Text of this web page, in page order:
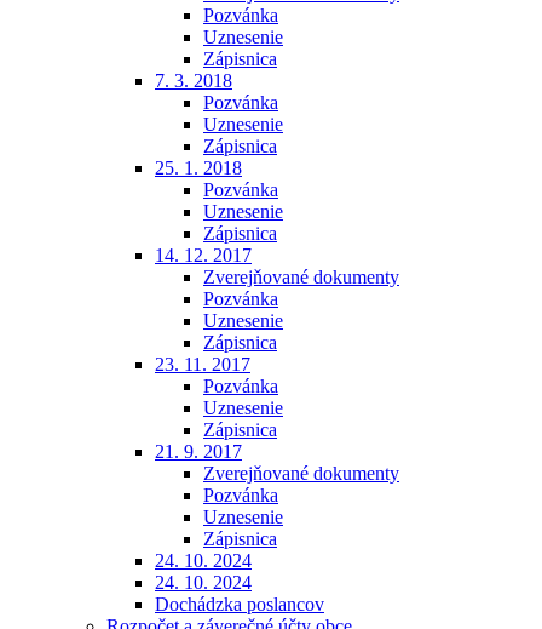
Pozvánka
Uznesenie
Zápisnica
7. 3. 2018
Pozvánka
Uznesenie
Zápisnica
25. 1. 2018
Pozvánka
Uznesenie
Zápisnica
14. 12. 2017
Zverejňované dokumenty
Pozvánka
Uznesenie
Zápisnica
23. 11. 2017
Pozvánka
Uznesenie
Zápisnica
21. 9. 2017
Zverejňované dokumenty
Pozvánka
Uznesenie
Zápisnica
24. 10. 2024
24. 10. 2024
Dochádzka poslancov